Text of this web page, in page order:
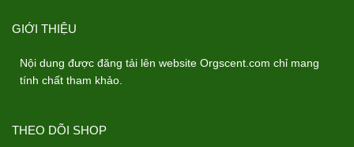
GIỚI THIỆU
Nội dung được đăng tải lên website Orgscent.com chỉ mang
tính chất tham khảo.
THEO DÕI SHOP